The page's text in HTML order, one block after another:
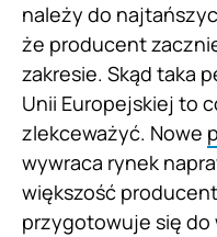
należy do
że producent
zakresie. Skąd taka
Unii Europejskiej to
zlekceważyć. Nowe
wywraca rynek
większość
przygotowuje się do